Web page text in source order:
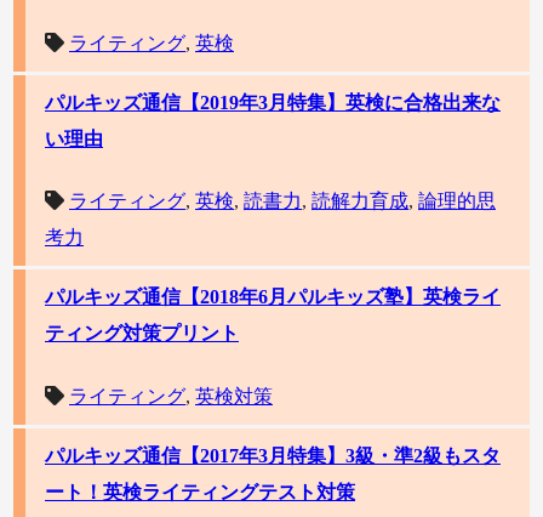
ライティング, 英検
パルキッズ通信【2019年3月特集】英検に合格出来な
い理由
ライティング, 英検, 読書力, 読解力育成, 論理的思
考力
パルキッズ通信【2018年6月パルキッズ塾】英検ライ
ティング対策プリント
ライティング, 英検対策
パルキッズ通信【2017年3月特集】3級・準2級もスタ
ート！英検ライティングテスト対策